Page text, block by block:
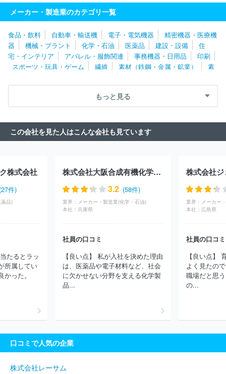
ット株式会社
株式会社タカギセイコー 共和レザー株式会社
株
式会社シャンソン化粧品
株式会社桃谷順天館
ヤナセ製油株式会社
住友理工株式会社 株式会社日本触媒
三
洋化成工業株式会社
エスケー化研株式会社
株式会社ミルボン
尾池工業株式会社
ニッコー株式会社 フジデノロ株式会社
山
下ゴム株式会社
アイリスオーヤマ株式会社
東邦工業株式会社
日本カーバイド工業株式会社
スメテックスローランド株式会社
アールエム東セロ株式会社
住
友化学株式会社
信越化学工業株式会社 長谷川香料株式会社
式会社ＡＤＥＫＡ
ＪＮＣ株式会社 株式会社トクヤマ
吉田プラ
ング株式会社
ＥＮＥＯＳ株式会社
ジェイオーコスメティックス
株式会社
日本曹達株式会社 日本ゼオン株式会社
株式会社アル
ビオン
エヌ・イーケムキャット株式会社
イオン株式会社
出光興産株式会社 株式会社クラレ
大日精化工
竹本容器株式会社
日油株式会社
日本パーカライジング株式会
会社フコク
東洋合成工業株式会社 ほか(3282件)
メーカー・製造業のカテゴリ一覧
食品・飲料 自動車・輸送機 電子・電気機器
精密機器・医療機
器
機械・プラント 化学・石油 医薬品 建設・設備
住
宅・インテリア
アパレル・服飾関連 事務機器・日用品
印刷
スポーツ・玩具・ゲーム
繊維 素材（鉄鋼・金属・鉱業）
素
材（ゴム・ガラス・セラミックス）
素材（紙・パルプ）
素材
（その他）
農林・水産 たばこ・飼料 その他
もっと見る
この会社を見た人はこんな会社も見ています
株式会社
件)
品)
たるとラッ
所属してい
った。
株式会社大阪合成有機化学研究所
3.2 (58件)
業界： メーカー・製造業(化学・石油)
本社： 兵庫県
社員の口コミ
【良い点】 私が入社を決めた理由
は、医薬品や電子材料など、社会
に欠かせない分野を支える化学製
品...
株式会社
業界：
本社： 広島県
社員の口コミ
【良い点】
よく見たの
職場だと思
の...
口コミで人気の企業
株式会社レーサム